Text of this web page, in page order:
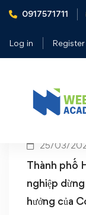
0917571711
Log in Register
Home quỹ hưu
25/03/
Thành phố
nghiệp
hưởng của